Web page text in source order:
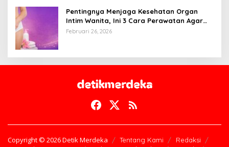
Pentingnya Menjaga Kesehatan Organ
Intim Wanita, Ini 3 Cara Perawatan Agar
Tetap Bersih
Februari 26, 2026
Copyright © 2026 Detik Merdeka Tentang Kami
Redaksi